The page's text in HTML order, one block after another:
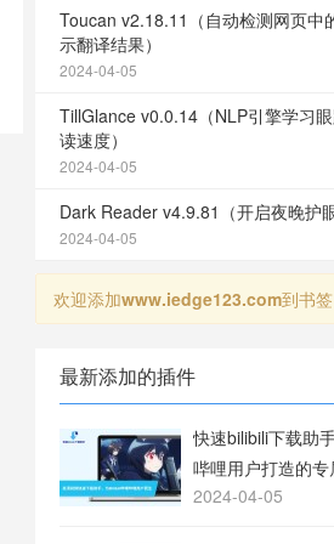
Toucan v2.18.11（自动检测网页中
示翻译结果）
2024-04-05
TillGlance v0.0.14（NLP引擎学习
读速度）
2024-04-05
Dark Reader v4.9.81（开启夜晚护
2024-04-05
欢迎添加www.iedge123.com到书签
最新添加的插件
快速bilibili下载助
哔哩用户打造的
2024-04-05